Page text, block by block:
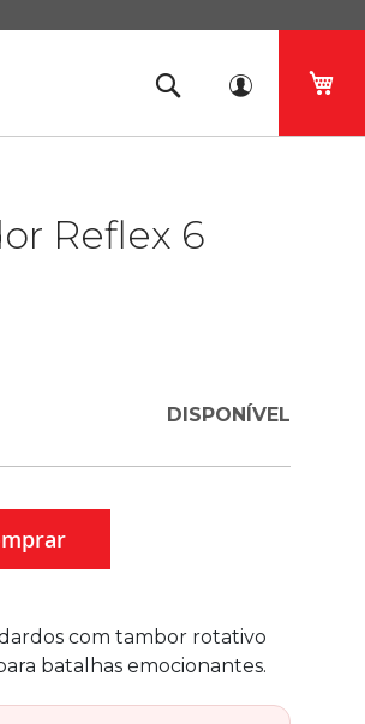
Reflex 6
DISPONÍVEL
com tambor rotativo
batalhas emocionantes.